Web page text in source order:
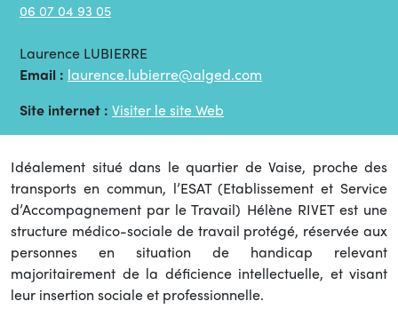
06 07 04 93 05
Laurence LUBIERRE
Email : laurence.lubierre@alged.com
Site internet : Visiter le site Web
Idéalement situé dans le quartier de Vaise, proche des
transports en commun, l’ESAT (Etablissement et Service
d’Accompagnement par le Travail) Hélène RIVET est une
structure médico-sociale de travail protégé, réservée aux
personnes en situation de handicap relevant
majoritairement de la déficience intellectuelle, et visant
leur insertion sociale et professionnelle.